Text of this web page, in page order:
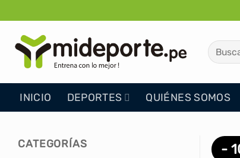
al
contenido
Buscar
por:
INICIO DEPORTES QUIÉNES SOMOS
CATEGORÍAS -